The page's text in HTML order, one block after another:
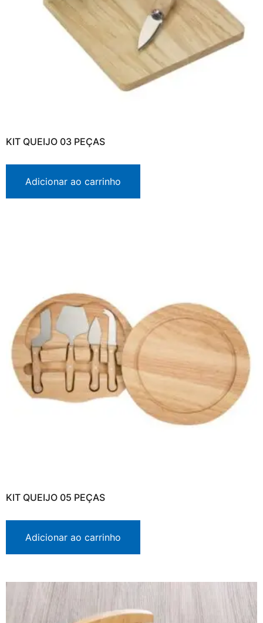
KIT QUEIJO 03 PEÇAS
Adicionar ao carrinho
KIT QUEIJO 05 PEÇAS
Adicionar ao carrinho